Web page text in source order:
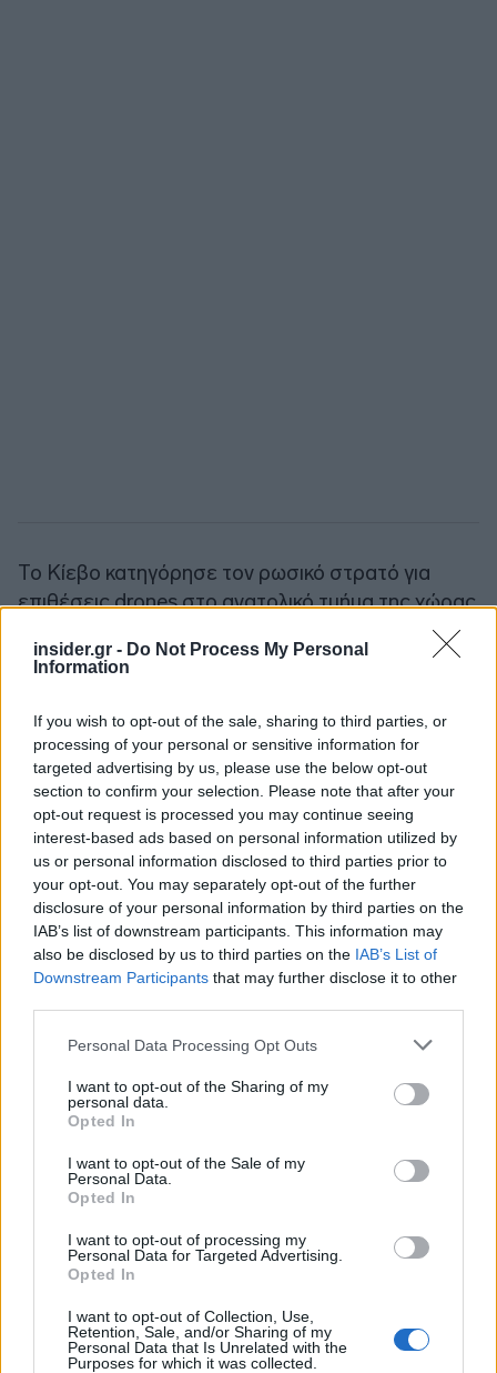
insider.gr - Do Not Process My Personal
Information
If you wish to opt-out of the sale, sharing to third parties, or
processing of your personal or sensitive information for
targeted advertising by us, please use the below opt-out
section to confirm your selection. Please note that after your
opt-out request is processed you may continue seeing
interest-based ads based on personal information utilized by
us or personal information disclosed to third parties prior to
your opt-out. You may separately opt-out of the further
disclosure of your personal information by third parties on the
IAB’s list of downstream participants. This information may
also be disclosed by us to third parties on the IAB’s List of
Downstream Participants that may further disclose it to other
Please note that this website/app uses one or more Google
not limited to your visit or usage behaviour. You may click to
grant or deny consent to Google and its third-party tags to
use your data for below specified purposes in below Google
consent section.
Personal Data Processing Opt Outs
I want to opt-out of the Sharing of my
personal data.
Opted In
I want to opt-out of the Sale of my
Personal Data.
Opted In
I want to opt-out of processing my
Personal Data for Targeted Advertising.
Opted In
I want to opt-out of Collection, Use,
Retention, Sale, and/or Sharing of my
Personal Data that Is Unrelated with the
Purposes for which it was collected.
Το Κίεβο κατηγόρησε τον ρωσικό στρατό για
επιθέσεις drones στο ανατολικό τμήμα της χώρας
κι η Μόσχα τον ουκρανικό στρατό για επιθέσεις
στην περιφέρεια Μπιέλγκοροντ.
Πηγή: ΑΠΕ-ΜΠΕ
Ακολουθήστε τοinsider.gr στο Google Newsκαι μάθετε
πρώτοι όλες τιςειδήσειςαπό την Ελλάδα και τον κόσμο.
Διαβάζονται αυτή τη στιγμή
Τράπεζες: Στα 55,5 εκατ. ευρώ ο λογαριασμός
από τα δάνεια του ν. Κατσέλη
Νέο Χωροταξικό Τουρισμού: Οι νέες «κόκκινες
γραμμές» για το περιβάλλον και τι αλλάζει σε